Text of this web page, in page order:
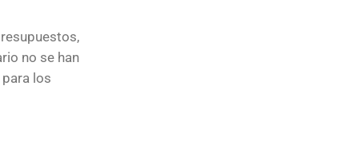
no se han
los